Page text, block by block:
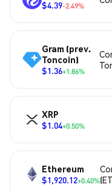
$4.39-2.49%
Gram (prev.
Toncoin)
$1.36+1.86%
XRP
$1.04+0.50%
Ethereum
$1,920.12+0.40%